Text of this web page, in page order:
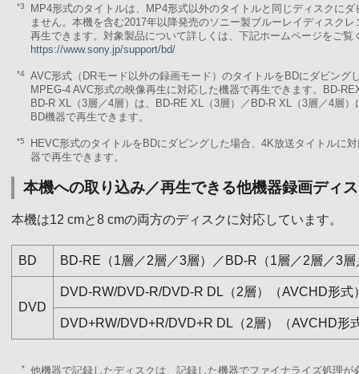
*3
MP4形式のタイトルは、MP4形式以外のタイトルと同じディスクにダ
ません。本機を含む2017年以降発売のソニー製ブルーレイディスクレ
再生できます。対象製品について詳しくは、下記ホームページをご覧
https://www.sony.jp/support/bd/
*4
AVC形式（DRモード以外の録画モード）のタイトルをBDにダビング
MPEG-4 AVC形式の映像再生に対応した機器で再生できます。BD-
BD-R XL（3層／4層）は、BD-RE XL（3層）／BD-R XL（3層／4層）
BD機器で再生できます。
*5
HEVC形式のタイトルをBDにダビングした場合、4K放送タイトルに
器で再生できます。
本機への取り込み／再生できる他機器録画ディ
本機は12 cmと8 cmの両方のディスクに対応しています。
BD BD-RE（1層／2層／3層）／BD-R（1層／2層／3層
DVD
DVD-RW/DVD-R/DVD-R DL（2層）（AVCHD形式
DVD+RW/DVD+R/DVD+R DL（2層）（AVCHD形
* 他機器で記録したディスクは、記録した機器でファイナライズ処理が